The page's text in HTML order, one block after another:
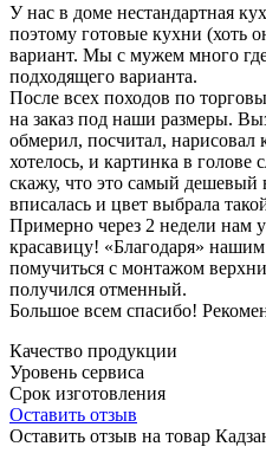
У нас в доме нестандартная
поэтому готовые кухни (хоть
вариант. Мы с мужем много
подходящего варианта.
После всех походов по
на заказ под наши размеры.
обмерил, посчитал,
хотелось, и картинка в голове
скажу, что это самый дешевый
вписалась и цвет выбрала
Примерно через 2 недели нам
красавицу! «Благодаря»
помучиться с монтажом
получился отменный.
Большое всем спасибо!
Качество продукции
Уровень сервиса
Срок изготовления
Оставить отзыв
Оставить отзыв на товар